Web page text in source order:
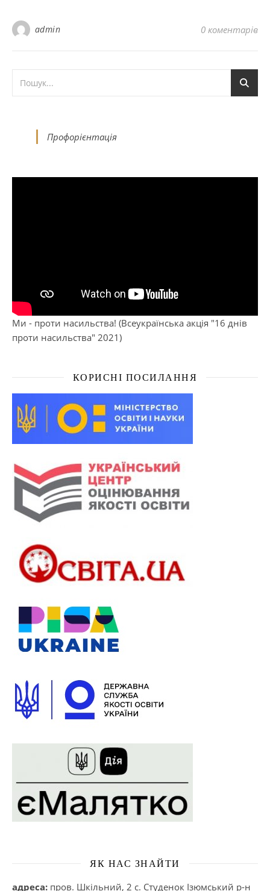
admin 0 коментарів
Профорієнтація
Ми - проти насильства! (Всеукраїнська акція "16 днів
проти насильства" 2021)
КОРИСНІ ПОСИЛАННЯ
ЯК НАС ЗНАЙТИ
адреса: пров. Шкільний, 2 с. Студенок Ізюмський р-н